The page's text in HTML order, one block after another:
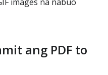
ang PDF to